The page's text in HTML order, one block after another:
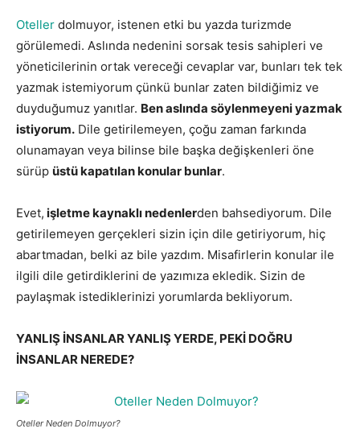
Oteller dolmuyor, istenen etki bu yazda turizmde
görülemedi. Aslında nedenini sorsak tesis sahipleri ve
yöneticilerinin ortak vereceği cevaplar var, bunları tek tek
yazmak istemiyorum çünkü bunlar zaten bildiğimiz ve
duyduğumuz yanıtlar. Ben aslında söylenmeyeni yazmak
istiyorum. Dile getirilemeyen, çoğu zaman farkında
olunamayan veya bilinse bile başka değişkenleri öne
sürüp üstü kapatılan konular bunlar.
Evet, işletme kaynaklı nedenlerden bahsediyorum. Dile
getirilemeyen gerçekleri sizin için dile getiriyorum, hiç
abartmadan, belki az bile yazdım. Misafirlerin konular ile
ilgili dile getirdiklerini de yazımıza ekledik. Sizin de
paylaşmak istediklerinizi yorumlarda bekliyorum.
YANLIŞ İNSANLAR YANLIŞ YERDE, PEKİ DOĞRU
İNSANLAR NEREDE?
Oteller Neden Dolmuyor?